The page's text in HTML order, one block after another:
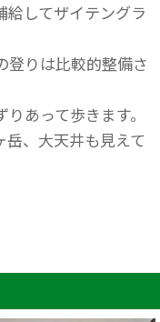
給してザイテングラ
登りは比較的整備さ
あって歩きます。
岳、大天井も見えて